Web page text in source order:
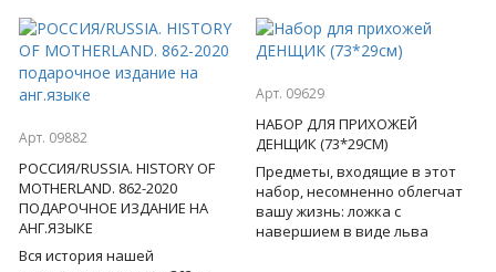
Арт. 09882
РОССИЯ/RUSSIA. HISTORY OF
MOTHERLAND. 862-2020
ПОДАРОЧНОЕ ИЗДАНИЕ НА
АНГ.ЯЗЫКЕ
Вся история нашей
Арт. 09629
НАБОР ДЛЯ ПРИХОЖЕЙ
ДЕНЩИК (73*29СМ)
Предметы, входящие в этот
набор, несомненно облегчат
вашу жизнь: ложка с
навершием в виде льва